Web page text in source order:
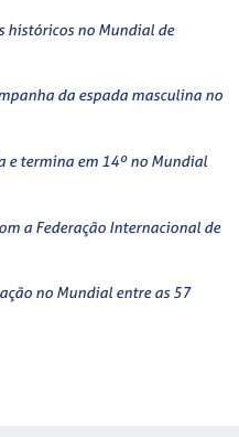
históricos no Mundial de
da espada masculina no
e termina em 14º no Mundial
a Federação Internacional de
no Mundial entre as 57